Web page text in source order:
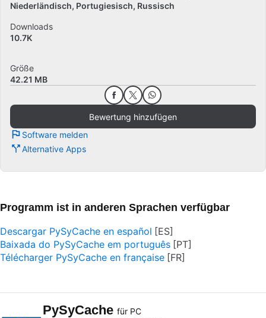
Niederländisch Portugiesisch Russisch
Downloads
10.7K
Größe
42.21 MB
Bewertung hinzufügen
Software melden
Alternative Apps
Programm ist in anderen Sprachen verfügbar
Descargar PySyCache en español
Baixada do PySyCache em português
Télécharger PySyCache en française
PySyCache für PC